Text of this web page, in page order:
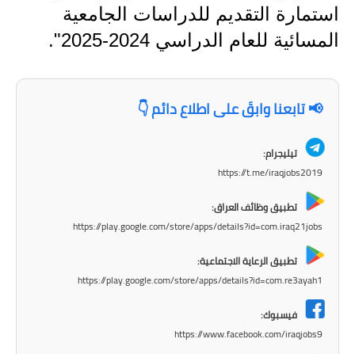
المرحلة الاعدادية
المرحلة الابتدائية
المرحلة المتوسطة
استمارة التقديم للدراسات الجامعية
المسائية للعام الدراسي 2024-2025".
📢 تابعنا وابقَ على اطلاع دائم 👇
تيليجرام:
https://t.me/iraqjobs2019
تطبيق وظائف العراق:
https://play.google.com/store/apps/details?id=com.iraq21jobs
تطبيق الرعاية الاجتماعية:
https://play.google.com/store/apps/details?id=com.re3ayah1
فيسبوك:
https://www.facebook.com/iraqjobs9